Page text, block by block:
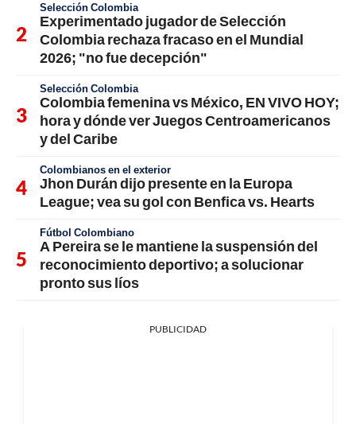
Selección Colombia
Experimentado jugador de Selección
Colombia rechaza fracaso en el Mundial
2026; "no fue decepción"
Selección Colombia
Colombia femenina vs México, EN VIVO HOY;
hora y dónde ver Juegos Centroamericanos
y del Caribe
Colombianos en el exterior
Jhon Durán dijo presente en la Europa
League; vea su gol con Benfica vs. Hearts
Fútbol Colombiano
A Pereira se le mantiene la suspensión del
reconocimiento deportivo; a solucionar
pronto sus líos
PUBLICIDAD